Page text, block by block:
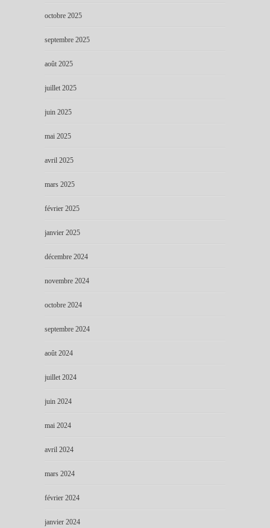
octobre 2025
septembre 2025
août 2025
juillet 2025
juin 2025
mai 2025
avril 2025
mars 2025
février 2025
janvier 2025
décembre 2024
novembre 2024
octobre 2024
septembre 2024
août 2024
juillet 2024
juin 2024
mai 2024
avril 2024
mars 2024
février 2024
janvier 2024